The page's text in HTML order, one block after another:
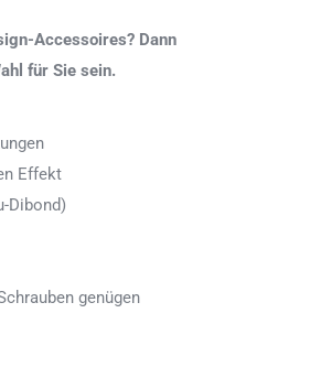
Accessoires? Dann
für Sie sein.
Effekt
Dibond)
genügen